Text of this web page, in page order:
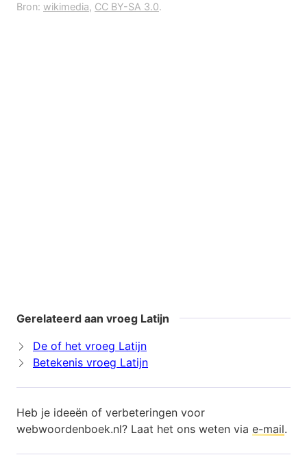
Bron: wikimedia, CC BY-SA 3.0.
Gerelateerd aan vroeg Latijn
De of het vroeg Latijn
Betekenis vroeg Latijn
Heb je ideeën of verbeteringen voor
webwoordenboek.nl? Laat het ons weten via e-mail.